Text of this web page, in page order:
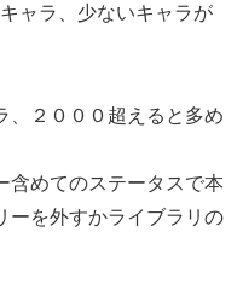
ャラ、少ないキャラが
、２０００超えると多め
めてのステータスで本
ーを外すかライブラリの